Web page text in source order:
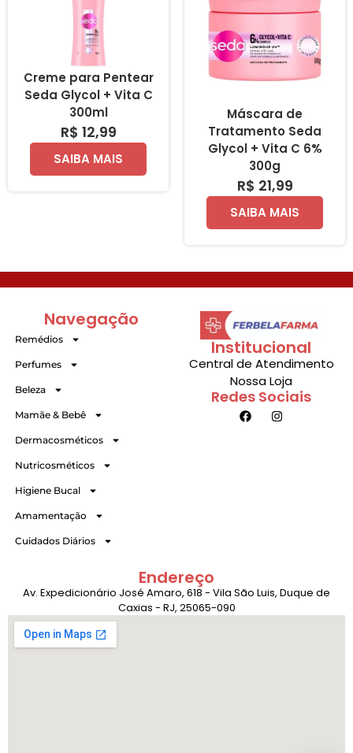
Creme para Pentear
Seda Glycol + Vita C
300ml
R$ 12,99
SAIBA MAIS
Máscara de
Tratamento Seda
Glycol + Vita C 6%
300g
R$ 21,99
SAIBA MAIS
Institucional
Central de Atendimento
Nossa Loja
Redes Sociais
Navegação
Remédios
Perfumes
Beleza
Mamãe & Bebê
Dermacosméticos
Nutricosméticos
Higiene Bucal
Amamentação
Cuidados Diários
Endereço
Av. Expedicionário José Amaro, 618 - Vila São Luis, Duque de
Caxias - RJ, 25065-090